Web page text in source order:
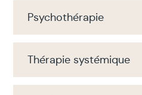
Psychothérapie
Thérapie systémique